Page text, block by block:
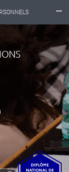
⸱⸱⸱